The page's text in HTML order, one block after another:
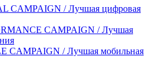
CAMPAIGN / Лучшая цифровая
CAMPAIGN / Лучшая
CAMPAIGN / Лучшая мобильная